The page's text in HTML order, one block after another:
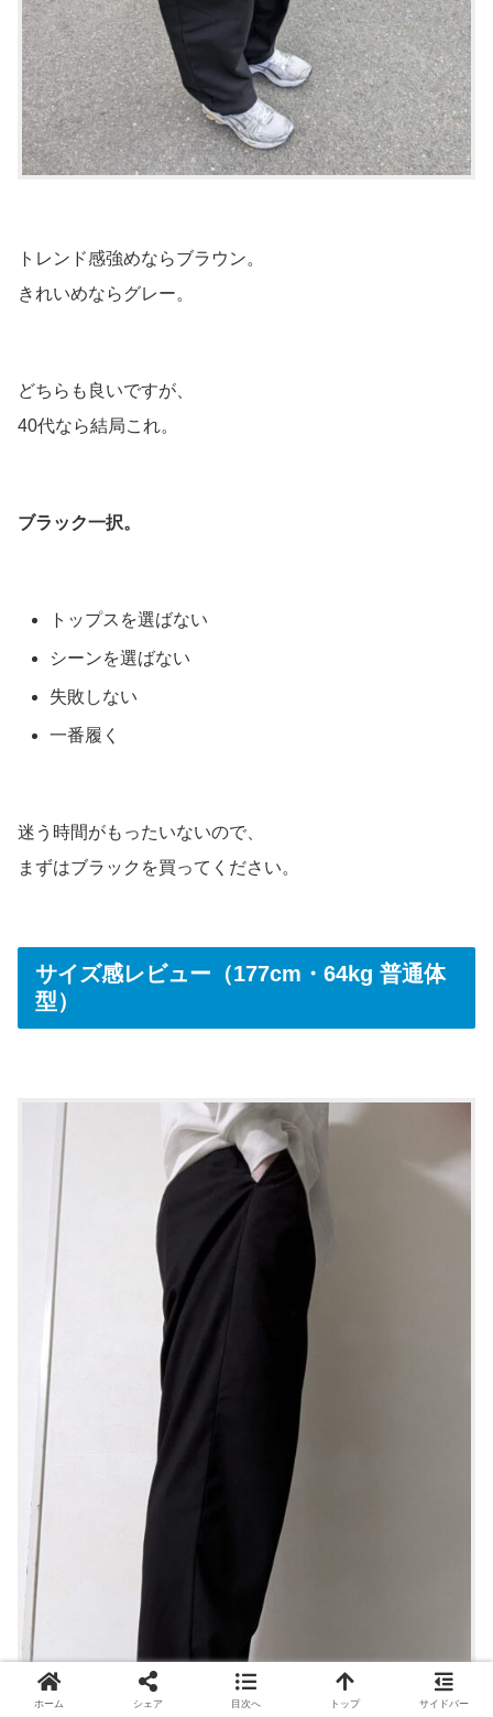
トレンド感強めならブラウン。
きれいめならグレー。
どちらも良いですが、
40代なら結局これ。
ブラック一択。
トップスを選ばない
シーンを選ばない
失敗しない
一番履く
迷う時間がもったいないので、
まずはブラックを買ってください。
サイズ感レビュー（177cm・64kg 普通体
型）
ホーム シェア 目次へ トップ サイドバー